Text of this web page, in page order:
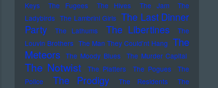
Keys
The Fugees The Hives The Jam
The
Ladybirds The Lambrini Girls The Last Dinner
Party
The Lathums The Libertines
The
Louvin Brothers The Man They Could'nt Hang The
Meteors The Moody Blues The Murder Capital
The Notwist The Platters The Pogues
The
Police
The Prodigy The Residents
The